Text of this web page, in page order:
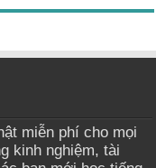
miễn phí cho mọi
kinh nghiệm, tài